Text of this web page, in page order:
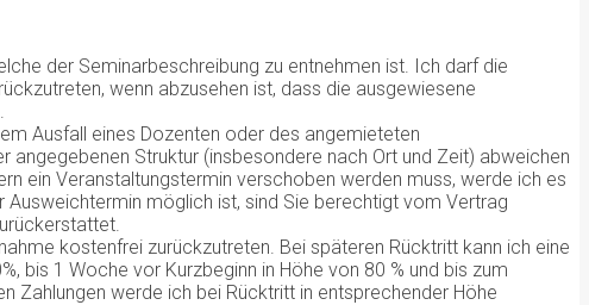
der Seminarbeschreibung zu entnehmen ist. Ich darf die
wenn abzusehen ist, dass die ausgewiesene
Ausfall eines Dozenten oder des angemieteten
Struktur (insbesondere nach Ort und Zeit) abweichen
ein Veranstaltungstermin verschoben werden muss, werde ich es
Ausweichtermin möglich ist, sind Sie berechtigt vom Vertrag
kostenfrei zurückzutreten. Bei späteren Rücktritt kann ich eine
bis 1 Woche vor Kurzbeginn in Höhe von 80 % und bis zum
Zahlungen werde ich bei Rücktritt in entsprechender Höhe